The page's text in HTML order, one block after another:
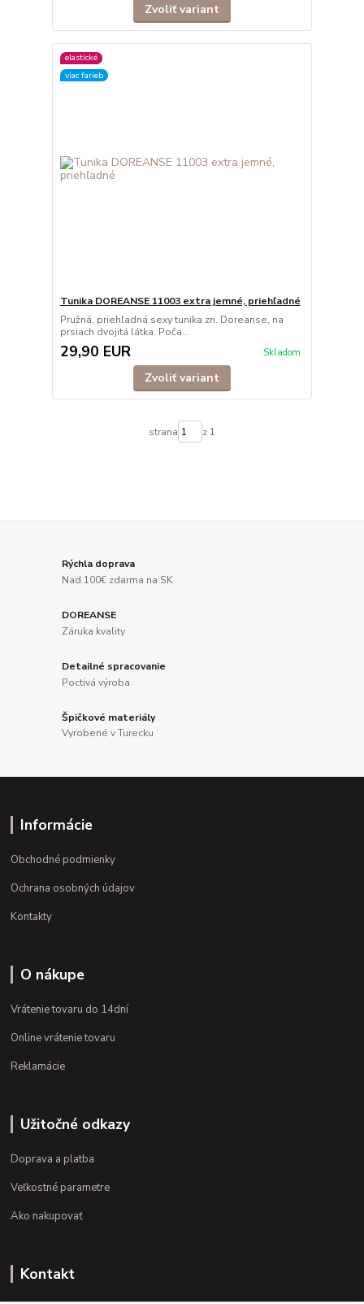
Zvoliť variant
elastické
viac farieb
Tunika DOREANSE 11003 extra jemné, priehľadné
Pružná, priehľadná sexy tunika zn. Doreanse, na
prsiach dvojitá látka. Poča...
29,90 EUR Skladom
Zvoliť variant
strana z 1
Rýchla doprava
Nad 100€ zdarma na SK
DOREANSE
Záruka kvality
Detailné spracovanie
Poctivá výroba
Špičkové materiály
Vyrobené v Turecku
Informácie
Obchodné podmienky
Ochrana osobných údajov
Kontakty
O nákupe
Vrátenie tovaru do 14dní
Online vrátenie tovaru
Reklamácie
Užitočné odkazy
Doprava a platba
Veľkostné parametre
Ako nakupovať
Kontakt